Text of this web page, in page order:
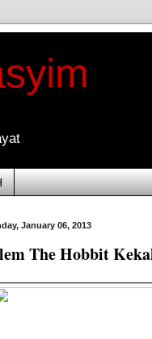
January 06, 2013
The Hobbit